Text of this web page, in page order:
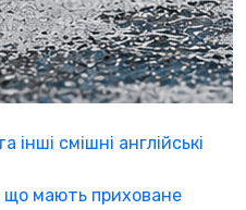
смішні англійські
що мають приховане